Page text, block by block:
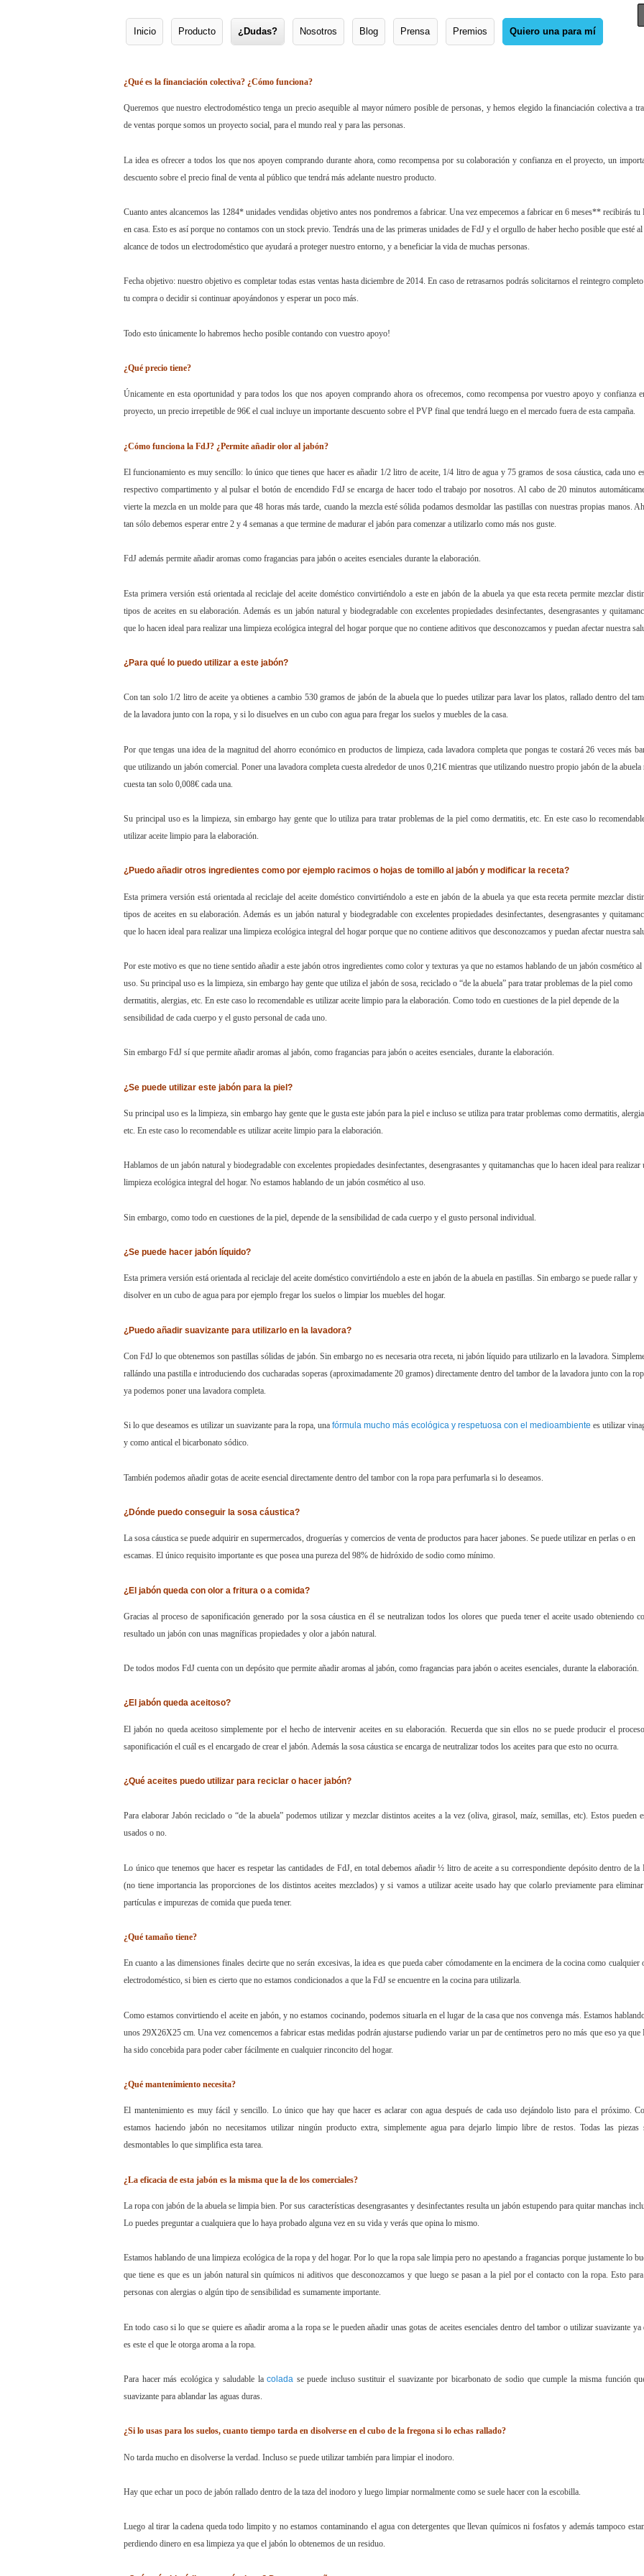
Menú principal
Ir al contenido principal
Ir al contenido secundario
Inicio Producto ¿Dudas? Nosotros Blog Prensa Premios Quiero una para mí
¿Qué es la financiación colectiva? ¿Cómo funciona?
Queremos que nuestro electrodoméstico tenga un precio asequible al mayor número posible de personas, y hemos elegido la financiación colectiva a
de ventas porque somos un proyecto social, para el mundo real y para las personas.
La idea es ofrecer a todos los que nos apoyen comprando durante ahora, como recompensa por su colaboración y confianza en el proyecto, un
descuento sobre el precio final de venta al público que tendrá más adelante nuestro producto.
Cuanto antes alcancemos las 1284* unidades vendidas objetivo antes nos pondremos a fabricar. Una vez empecemos a fabricar en 6 meses** recibirás tu
en casa. Esto es así porque no contamos con un stock previo. Tendrás una de las primeras unidades de FdJ y el orgullo de haber hecho posible que esté al
alcance de todos un electrodoméstico que ayudará a proteger nuestro entorno, y a beneficiar la vida de muchas personas.
Fecha objetivo: nuestro objetivo es completar todas estas ventas hasta diciembre de 2014. En caso de retrasarnos podrás solicitarnos el reintegro
tu compra o decidir si continuar apoyándonos y esperar un poco más.
Todo esto únicamente lo habremos hecho posible contando con vuestro apoyo!
¿Qué precio tiene?
Únicamente en esta oportunidad y para todos los que nos apoyen comprando ahora os ofrecemos, como recompensa por vuestro apoyo y confianza
proyecto, un precio irrepetible de 96€ el cual incluye un importante descuento sobre el PVP final que tendrá luego en el mercado fuera de esta campaña.
¿Cómo funciona la FdJ? ¿Permite añadir olor al jabón?
El funcionamiento es muy sencillo: lo único que tienes que hacer es añadir 1/2 litro de aceite, 1/4 litro de agua y 75 gramos de sosa cáustica, cada uno
respectivo compartimento y al pulsar el botón de encendido FdJ se encarga de hacer todo el trabajo por nosotros. Al cabo de 20 minutos
vierte la mezcla en un molde para que 48 horas más tarde, cuando la mezcla esté sólida podamos desmoldar las pastillas con nuestras propias manos.
tan sólo debemos esperar entre 2 y 4 semanas a que termine de madurar el jabón para comenzar a utilizarlo como más nos guste.
FdJ además permite añadir aromas como fragancias para jabón o aceites esenciales durante la elaboración.
Esta primera versión está orientada al reciclaje del aceite doméstico convirtiéndolo a este en jabón de la abuela ya que esta receta permite mezclar
tipos de aceites en su elaboración. Además es un jabón natural y biodegradable con excelentes propiedades desinfectantes, desengrasantes y
que lo hacen ideal para realizar una limpieza ecológica integral del hogar porque que no contiene aditivos que desconozcamos y puedan afectar nuestra
¿Para qué lo puedo utilizar a este jabón?
Con tan solo 1/2 litro de aceite ya obtienes a cambio 530 gramos de jabón de la abuela que lo puedes utilizar para lavar los platos, rallado dentro del
de la lavadora junto con la ropa, y si lo disuelves en un cubo con agua para fregar los suelos y muebles de la casa.
Por que tengas una idea de la magnitud del ahorro económico en productos de limpieza, cada lavadora completa que pongas te costará 26 veces más
que utilizando un jabón comercial. Poner una lavadora completa cuesta alrededor de unos 0,21€ mientras que utilizando nuestro propio jabón de la abuela
cuesta tan solo 0,008€ cada una.
Su principal uso es la limpieza, sin embargo hay gente que lo utiliza para tratar problemas de la piel como dermatitis, etc. En este caso lo
utilizar aceite limpio para la elaboración.
¿Puedo añadir otros ingredientes como por ejemplo racimos o hojas de tomillo al jabón y modificar la receta?
Esta primera versión está orientada al reciclaje del aceite doméstico convirtiéndolo a este en jabón de la abuela ya que esta receta permite mezclar
tipos de aceites en su elaboración. Además es un jabón natural y biodegradable con excelentes propiedades desinfectantes, desengrasantes y
que lo hacen ideal para realizar una limpieza ecológica integral del hogar porque que no contiene aditivos que desconozcamos y puedan afectar nuestra
Por este motivo es que no tiene sentido añadir a este jabón otros ingredientes como color y texturas ya que no estamos hablando de un jabón cosmético al
uso. Su principal uso es la limpieza, sin embargo hay gente que utiliza el jabón de sosa, reciclado o “de la abuela” para tratar problemas de la piel como
dermatitis, alergias, etc. En este caso lo recomendable es utilizar aceite limpio para la elaboración. Como todo en cuestiones de la piel depende de la
sensibilidad de cada cuerpo y el gusto personal de cada uno.
Sin embargo FdJ sí que permite añadir aromas al jabón, como fragancias para jabón o aceites esenciales, durante la elaboración.
¿Se puede utilizar este jabón para la piel?
Su principal uso es la limpieza, sin embargo hay gente que le gusta este jabón para la piel e incluso se utiliza para tratar problemas como dermatitis,
etc. En este caso lo recomendable es utilizar aceite limpio para la elaboración.
Hablamos de un jabón natural y biodegradable con excelentes propiedades desinfectantes, desengrasantes y quitamanchas que lo hacen ideal para realizar
limpieza ecológica integral del hogar. No estamos hablando de un jabón cosmético al uso.
Sin embargo, como todo en cuestiones de la piel, depende de la sensibilidad de cada cuerpo y el gusto personal individual.
¿Se puede hacer jabón líquido?
Esta primera versión está orientada al reciclaje del aceite doméstico convirtiéndolo a este en jabón de la abuela en pastillas. Sin embargo se puede rallar y
disolver en un cubo de agua para por ejemplo fregar los suelos o limpiar los muebles del hogar.
¿Puedo añadir suavizante para utilizarlo en la lavadora?
Con FdJ lo que obtenemos son pastillas sólidas de jabón. Sin embargo no es necesaria otra receta, ni jabón líquido para utilizarlo en la lavadora.
rallándo una pastilla e introduciendo dos cucharadas soperas (aproximadamente 20 gramos) directamente dentro del tambor de la lavadora junto con la
ya podemos poner una lavadora completa.
Si lo que deseamos es utilizar un suavizante para la ropa, una fórmula mucho más ecológica y respetuosa con el medioambiente es utilizar
y como antical el bicarbonato sódico.
También podemos añadir gotas de aceite esencial directamente dentro del tambor con la ropa para perfumarla si lo deseamos.
¿Dónde puedo conseguir la sosa cáustica?
La sosa cáustica se puede adquirir en supermercados, droguerías y comercios de venta de productos para hacer jabones. Se puede utilizar en perlas o en
escamas. El único requisito importante es que posea una pureza del 98% de hidróxido de sodio como mínimo.
¿El jabón queda con olor a fritura o a comida?
Gracias al proceso de saponificación generado por la sosa cáustica en él se neutralizan todos los olores que pueda tener el aceite usado obteniendo
resultado un jabón con unas magníficas propiedades y olor a jabón natural.
De todos modos FdJ cuenta con un depósito que permite añadir aromas al jabón, como fragancias para jabón o aceites esenciales, durante la elaboración.
¿El jabón queda aceitoso?
El jabón no queda aceitoso simplemente por el hecho de intervenir aceites en su elaboración. Recuerda que sin ellos no se puede producir el
saponificación el cuál es el encargado de crear el jabón. Además la sosa cáustica se encarga de neutralizar todos los aceites para que esto no ocurra.
¿Qué aceites puedo utilizar para reciclar o hacer jabón?
Para elaborar Jabón reciclado o “de la abuela” podemos utilizar y mezclar distintos aceites a la vez (oliva, girasol, maíz, semillas, etc). Estos pueden
usados o no.
Lo único que tenemos que hacer es respetar las cantidades de FdJ, en total debemos añadir ½ litro de aceite a su correspondiente depósito dentro de la
(no tiene importancia las proporciones de los distintos aceites mezclados) y si vamos a utilizar aceite usado hay que colarlo previamente para
partículas e impurezas de comida que pueda tener.
¿Qué tamaño tiene?
En cuanto a las dimensiones finales decirte que no serán excesivas, la idea es que pueda caber cómodamente en la encimera de la cocina como cualquier
electrodoméstico, si bien es cierto que no estamos condicionados a que la FdJ se encuentre en la cocina para utilizarla.
Como estamos convirtiendo el aceite en jabón, y no estamos cocinando, podemos situarla en el lugar de la casa que nos convenga más. Estamos
unos 29X26X25 cm. Una vez comencemos a fabricar estas medidas podrán ajustarse pudiendo variar un par de centímetros pero no más que eso ya que
ha sido concebida para poder caber fácilmente en cualquier rinconcito del hogar.
¿Qué mantenimiento necesita?
El mantenimiento es muy fácil y sencillo. Lo único que hay que hacer es aclarar con agua después de cada uso dejándolo listo para el próximo.
estamos haciendo jabón no necesitamos utilizar ningún producto extra, simplemente agua para dejarlo limpio libre de restos.Todas las piezas
desmontables lo que simplifica esta tarea.
¿La eficacia de esta jabón es la misma que la de los comerciales?
La ropa con jabón de la abuela se limpia bien. Por sus características desengrasantes y desinfectantes resulta un jabón estupendo para quitar manchas
Lo puedes preguntar a cualquiera que lo haya probado alguna vez en su vida y verás que opina lo mismo.
Estamos hablando de una limpieza ecológica de la ropa y del hogar. Por lo que la ropa sale limpia pero no apestando a fragancias porque justamente lo
que tiene es que es un jabón natural sin químicos ni aditivos que desconozcamos y que luego se pasan a la piel por el contacto con la ropa. Esto
personas con alergias o algún tipo de sensibilidad es sumamente importante.
En todo caso si lo que se quiere es añadir aroma a la ropa se le pueden añadir unas gotas de aceites esenciales dentro del tambor o utilizar suavizante ya
es este el que le otorga aroma a la ropa.
Para hacer más ecológica y saludable lacolada se puede incluso sustituir el suavizante por bicarbonato de sodio que cumple la misma función
suavizante para ablandar las aguas duras.
¿Si lo usas para los suelos, cuanto tiempo tarda en disolverse en el cubo de la fregona si lo echas rallado?
No tarda mucho en disolverse la verdad. Incluso se puede utilizar también para limpiar el inodoro.
Hay que echar un poco de jabón rallado dentro de la taza del inodoro y luego limpiar normalmente como se suele hacer con la escobilla.
Luego al tirar la cadena queda todo limpito y no estamos contaminando el agua con detergentes que llevan químicos ni fosfatos y además tampoco
perdiendo dinero en esa limpieza ya que el jabón lo obtenemos de un residuo.